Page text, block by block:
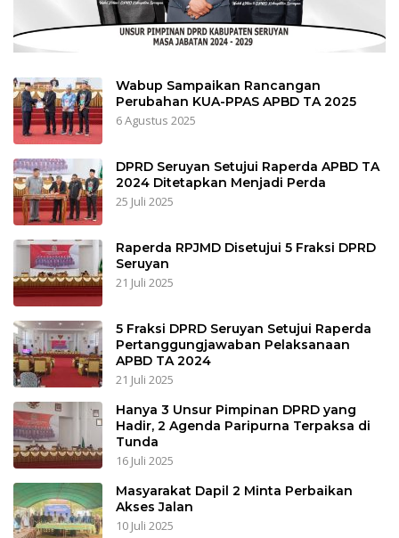
Wabup Sampaikan Rancangan
Perubahan KUA-PPAS APBD TA 2025
6 Agustus 2025
DPRD Seruyan Setujui Raperda APBD TA
2024 Ditetapkan Menjadi Perda
25 Juli 2025
Raperda RPJMD Disetujui 5 Fraksi DPRD
Seruyan
21 Juli 2025
5 Fraksi DPRD Seruyan Setujui Raperda
Pertanggungjawaban Pelaksanaan
APBD TA 2024
21 Juli 2025
Hanya 3 Unsur Pimpinan DPRD yang
Hadir, 2 Agenda Paripurna Terpaksa di
Tunda
16 Juli 2025
Masyarakat Dapil 2 Minta Perbaikan
Akses Jalan
10 Juli 2025